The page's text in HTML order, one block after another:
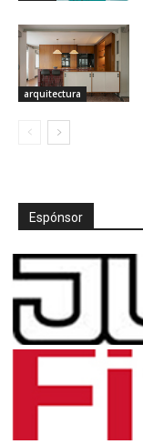
arquitectura
Espónsor